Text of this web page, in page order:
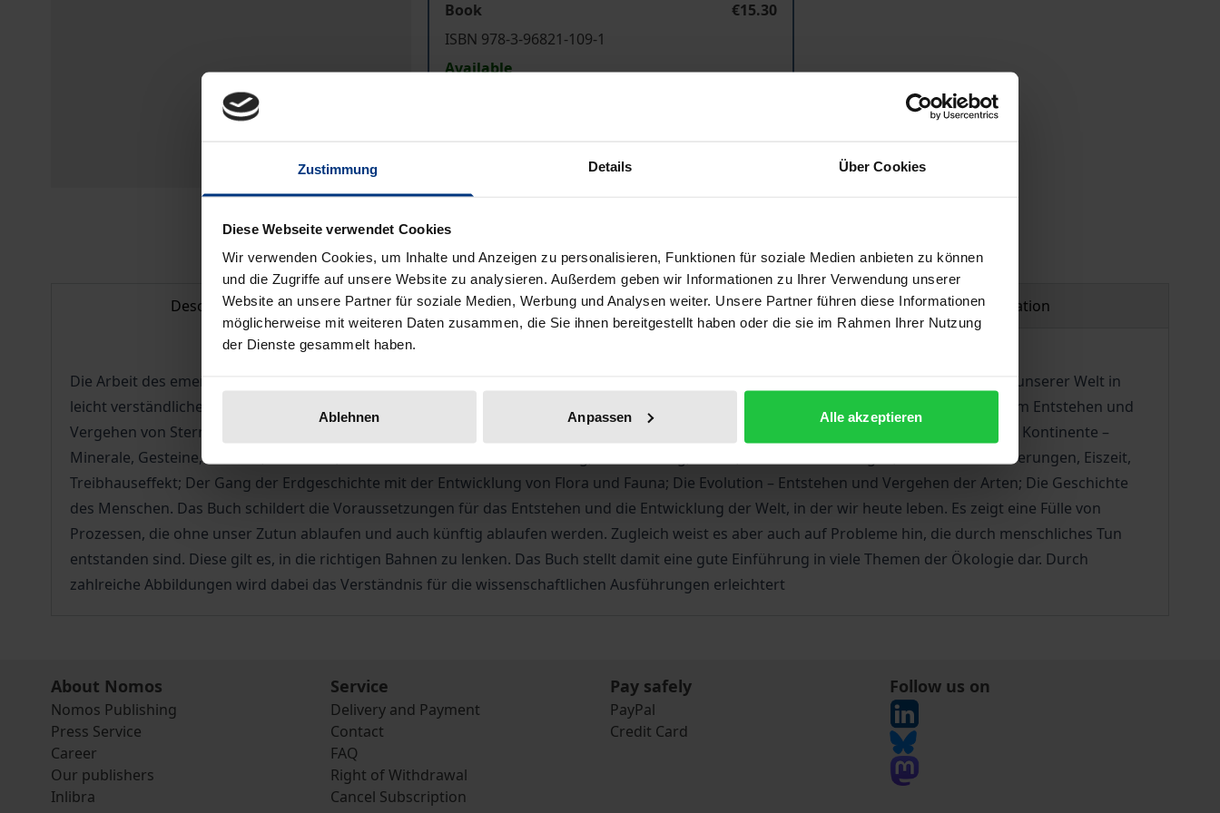
Zustimmung Details Über Cookies
Diese Webseite verwendet Cookies
Wir verwenden Cookies, um Inhalte und Anzeigen zu personalisieren, Funktionen für soziale Medien anbieten zu können
und die Zugriffe auf unsere Website zu analysieren. Außerdem geben wir Informationen zu Ihrer Verwendung unserer
Website an unsere Partner für soziale Medien, Werbung und Analysen weiter. Unsere Partner führen diese Informationen
möglicherweise mit weiteren Daten zusammen, die Sie ihnen bereitgestellt haben oder die sie im Rahmen Ihrer Nutzung
der Dienste gesammelt haben.
Ablehnen Anpassen Alle akzeptieren
Book
€15.30
ISBN 978-3-96821-109-1
Available
Description Bibliographical data Product safety information
Die Arbeit des emeritierten Freiburger Forstwissenschaftlers Gerhard Mitscherlich führt in die Geschichte und die heutige Ausgestaltung unserer Welt in
leicht verständlicher Weise ein. Es werden folgende Themen behandelt: Die kleinen Bausteine der Materie – Atome; Das Universum mit dem Entstehen und
Vergehen von Sternen und Galaxien; Das Sonnensystem; Das Driften der Kontinente; Die Ozeane mit ihren Strömungen und Gezeiten; Die Kontinente –
Minerale, Gesteine, Vulkane, Erdbeben; Der Wasserhaushalt – Niederschlag, Verdunstung, Flüsse, Überschwemmungen; Klima – Klimaänderungen, Eiszeit,
Treibhauseffekt; Der Gang der Erdgeschichte mit der Entwicklung von Flora und Fauna; Die Evolution – Entstehen und Vergehen der Arten; Die Geschichte
des Menschen. Das Buch schildert die Voraussetzungen für das Entstehen und die Entwicklung der Welt, in der wir heute leben. Es zeigt eine Fülle von
Prozessen, die ohne unser Zutun ablaufen und auch künftig ablaufen werden. Zugleich weist es aber auch auf Probleme hin, die durch menschliches Tun
entstanden sind. Diese gilt es, in die richtigen Bahnen zu lenken. Das Buch stellt damit eine gute Einführung in viele Themen der Ökologie dar. Durch
zahlreiche Abbildungen wird dabei das Verständnis für die wissenschaftlichen Ausführungen erleichtert
About Nomos
Nomos Publishing
Press Service
Career
Our publishers
Inlibra
Service
Delivery and Payment
Contact
FAQ
Right of Withdrawal
Cancel Subscription
Pay safely
PayPal
Credit Card
Follow us on